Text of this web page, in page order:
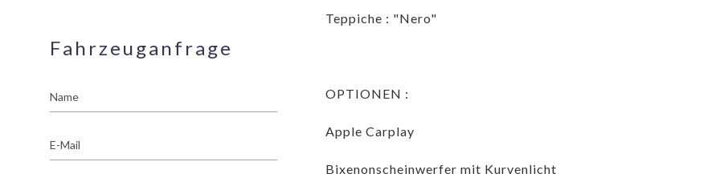
Fahrzeuganfrage
Mail
Teppiche : "Nero"
OPTIONEN :
Apple Carplay
Bixenonscheinwerfer mit Kurvenlicht